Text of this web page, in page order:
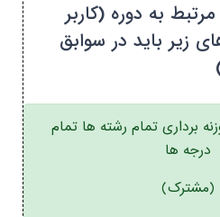
به دوره (کاربر
زیر باید در سوابق
برداری تمام رشته ها تمام
درجه ها
(مشترک)